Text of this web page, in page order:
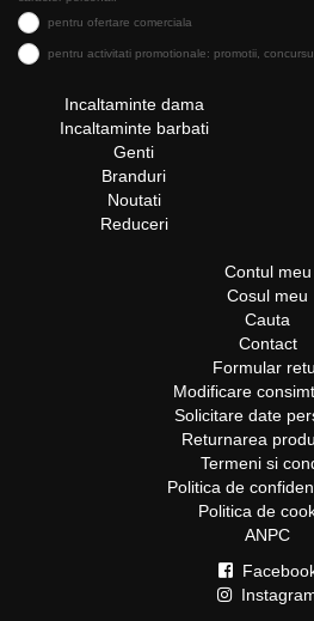
pentru ofertare comerciala
pentru activitati promotionale: promotii,
Incaltaminte dama
Incaltaminte barbati
Genti
Branduri
Noutati
Reduceri
Contul meu
Cosul meu
Cauta
Contact
Formular
Modificare
Solicitare date
Returnarea
Termeni si
Politica de
Politica de
ANPC